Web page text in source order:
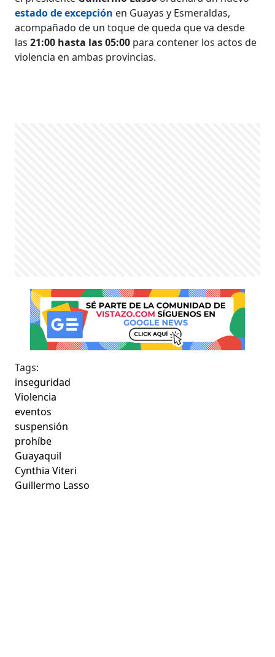
estado de excepción en Guayas y Esmeraldas,
acompañado de un toque de queda que va desde
las21:00 hasta las 05:00 para contener los actos de
violencia en ambas provincias.
Tags:
inseguridad
Violencia
eventos
suspensión
prohíbe
Guayaquil
Cynthia Viteri
Guillermo Lasso